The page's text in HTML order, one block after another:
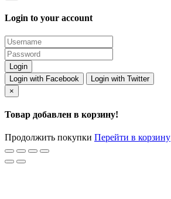
Login to your account
Login with Facebook
Login with Twitter
×
Товар добавлен в корзину!
Продолжить покупки Перейти в корзину